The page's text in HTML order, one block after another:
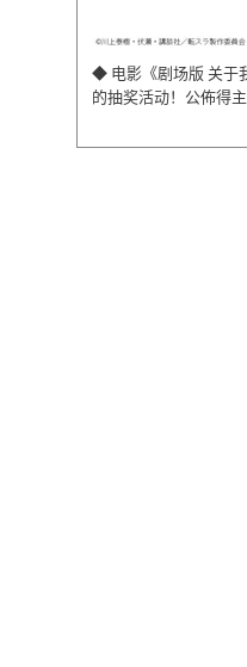
◆ 电影《剧场版 关于
的抽奖活动！公佈得主